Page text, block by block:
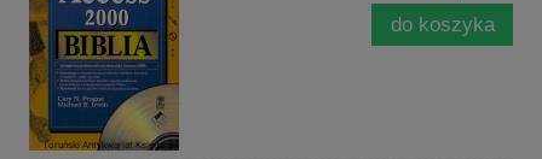
do koszyka